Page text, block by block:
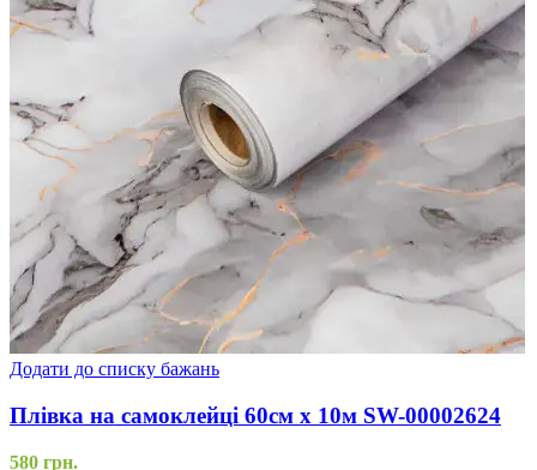
Додати до списку бажань
Плівка на самоклейці 60см х 10м SW-00002624
580 грн.